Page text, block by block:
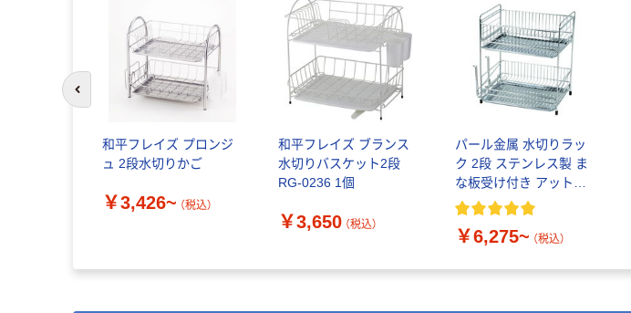
和平フレイズ プロンジ
ュ 2段水切りかご
￥3,426~ （税込）
和平フレイズ ブランス
水切りバスケット2段
RG-0236 1個
￥3,650 （税込）
パール金属 水切りラッ
ク 2段 ステンレス製 ま
な板受け付き アットア
クア
￥6,275~ （税込）
前のスライドへ